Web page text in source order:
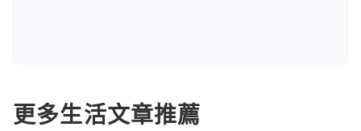
更多生活文章推薦